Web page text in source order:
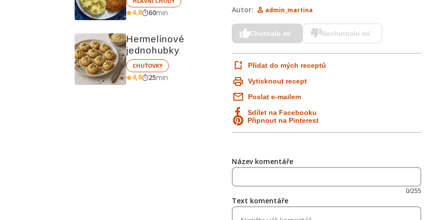
4,8 60min
Hermelínové
jednohubky
CHUŤOVKY
4,8 25min
Autor: admin_martina
Chutnalo mi Nechutnalo mi
Přidat do mých receptů
Vytisknout recept
Poslat e-mailem
Sdílet na Facebooku
Připnout na Pinterest
Název komentáře
0/255
Text komentáře